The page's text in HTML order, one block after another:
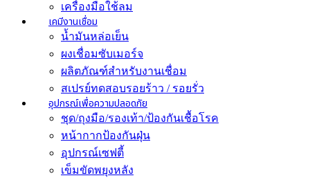
เครื่องมือใช้ลม
เคมีงานเชื่อม
น้ำมันหล่อเย็น
ผงเชื่อมซับเมอร์จ
ผลิตภัณฑ์สำหรับงานเชื่อม
สเปรย์ทดสอบรอยร้าว / รอยรั่ว
อุปกรณ์เพื่อความปลอดภัย
ชุด/ถุงมือ/รองเท้า/ป้องกันเชื้อโรค
หน้ากากป้องกันฝุ่น
อุปกรณ์เซฟตี้
เข็มขัดพยุงหลัง